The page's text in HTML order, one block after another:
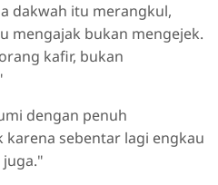
dakwah itu merangkul,
mengajak bukan mengejek.
kafir, bukan
dengan penuh
sebentar lagi engkau